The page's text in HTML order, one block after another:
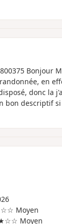
Bonjour
en
donc la
bon descriptif
Moyen
Moyen